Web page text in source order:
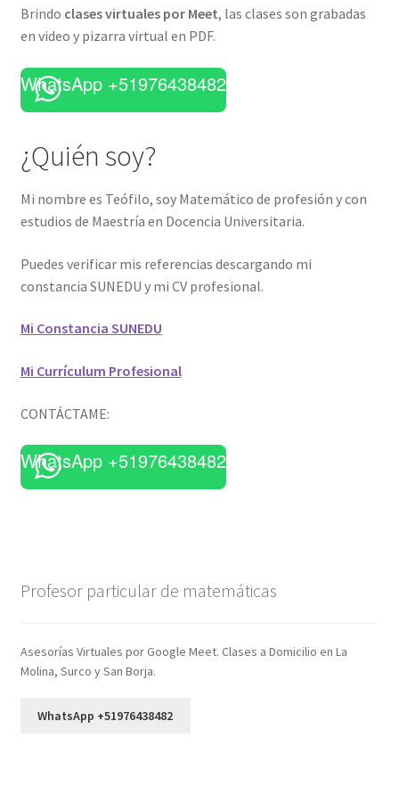
Brindo clases virtuales por Meet, las clases son grabadas
en video y pizarra virtual en PDF.
WhatsApp +51976438482
¿Quién soy?
Mi nombre es Teófilo, soy Matemático de profesión y con
estudios de Maestría en Docencia Universitaria.
Puedes verificar mis referencias descargando mi
constancia SUNEDU y mi CV profesional.
Mi Constancia SUNEDU
Mi Currículum Profesional
CONTÁCTAME:
WhatsApp +51976438482
Profesor particular de matemáticas
Asesorías Virtuales por Google Meet. Clases a Domicilio en La
Molina, Surco y San Borja.
WhatsApp +51976438482